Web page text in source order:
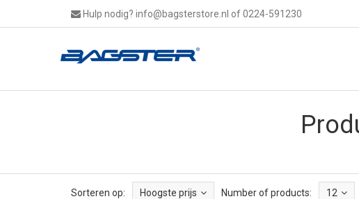
Hulp nodig? info@bagsterstore.nl of 0224-591230
Sorteren op: Hoogste prijs Number of products: 12